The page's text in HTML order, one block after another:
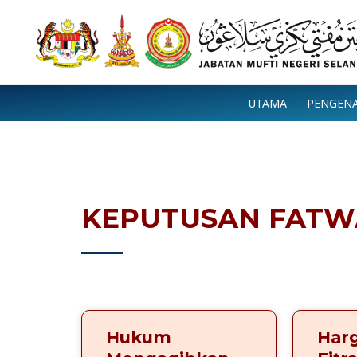
content
UTAMA
KEPUTUSAN
Hukum